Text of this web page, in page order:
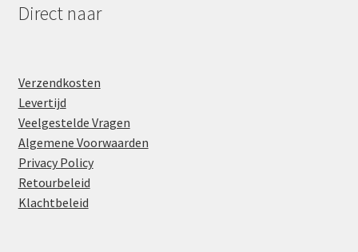
Direct naar
Verzendkosten
Levertijd
Veelgestelde Vragen
Algemene Voorwaarden
Privacy Policy
Retourbeleid
Klachtbeleid